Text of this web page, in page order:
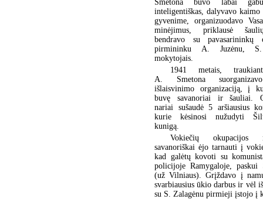
Smetona buvo labai
inteligentiškas, dalyvavo
gyvenime, organizuodavo
minėjimus, priklausė
bendravo su pavasarininkų
pirmininku A. Juzėnu, S.
mokytojais.
1941 metais,
A. Smetona
išlaisvinimo organizaciją, į
buvę savanoriai ir šauliai.
nariai sušaudė 5 aršiausius
kurie kėsinosi nužudyti
kunigą.
Vokiečių okupacijos
savanoriškai ėjo tarnauti į
kad galėtų kovoti su
policijoje Ramygaloje, paskui
(už Vilniaus). Grįždavo į
svarbiausius ūkio darbus ir vėl
su S. Zalagėnu pirmieji įstojo į